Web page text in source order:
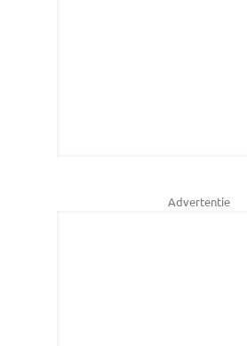
Advertentie